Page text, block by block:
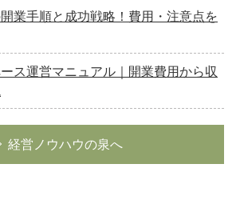
業手順と成功戦略！費用・注意点を
ス運営マニュアル｜開業費用から収
経営ノウハウの泉へ